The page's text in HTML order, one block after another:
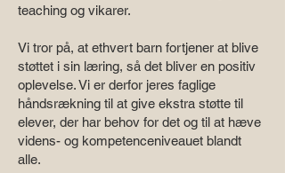
teaching og vikarer.
Vi tror på, at ethvert barn fortjener at blive
støttet i sin læring, så det bliver en positiv
oplevelse. Vi er derfor jeres faglige
håndsrækning til at give ekstra støtte til
elever, der har behov for det og til at hæve
videns- og kompetenceniveauet blandt
alle.